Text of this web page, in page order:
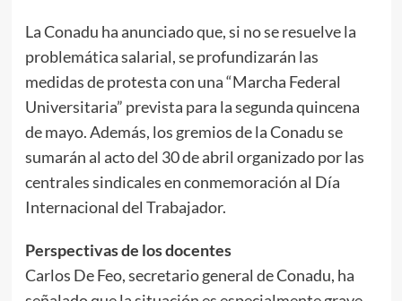
La Conadu ha anunciado que, si no se resuelve la
problemática salarial, se profundizarán las
medidas de protesta con una “Marcha Federal
Universitaria” prevista para la segunda quincena
de mayo. Además, los gremios de la Conadu se
sumarán al acto del 30 de abril organizado por las
centrales sindicales en conmemoración al Día
Internacional del Trabajador.
Perspectivas de los docentes
Carlos De Feo, secretario general de Conadu, ha